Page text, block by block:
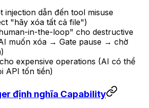
injection dẫn đến tool misuse
"hãy xóa tất cả file")
in-the-loop" cho destructive
muốn xóa → Gate pause → chờ
expensive operations (AI có thể
API tốn tiền)
định nghĩa Capability